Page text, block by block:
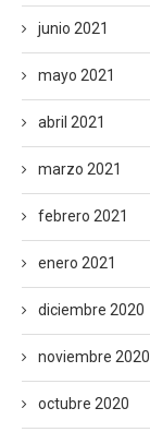
junio 2021
mayo 2021
abril 2021
marzo 2021
febrero 2021
enero 2021
diciembre 2020
noviembre 2020
octubre 2020